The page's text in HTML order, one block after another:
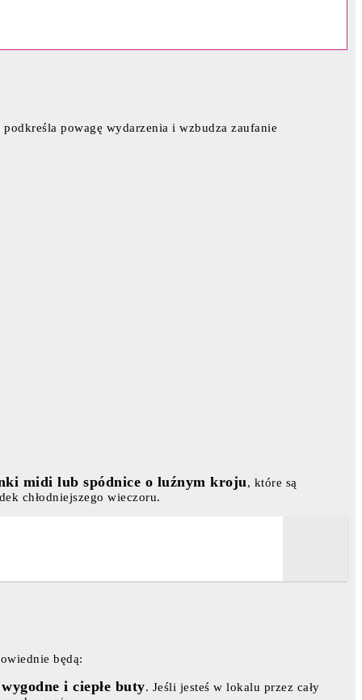
powagę wydarzenia i wzbudza zaufanie
midi lub spódnice o luźnym kroju, które są
chłodniejszego wieczoru.
będą:
wygodne i ciepłe buty. Jeśli jesteś w lokalu przez cały